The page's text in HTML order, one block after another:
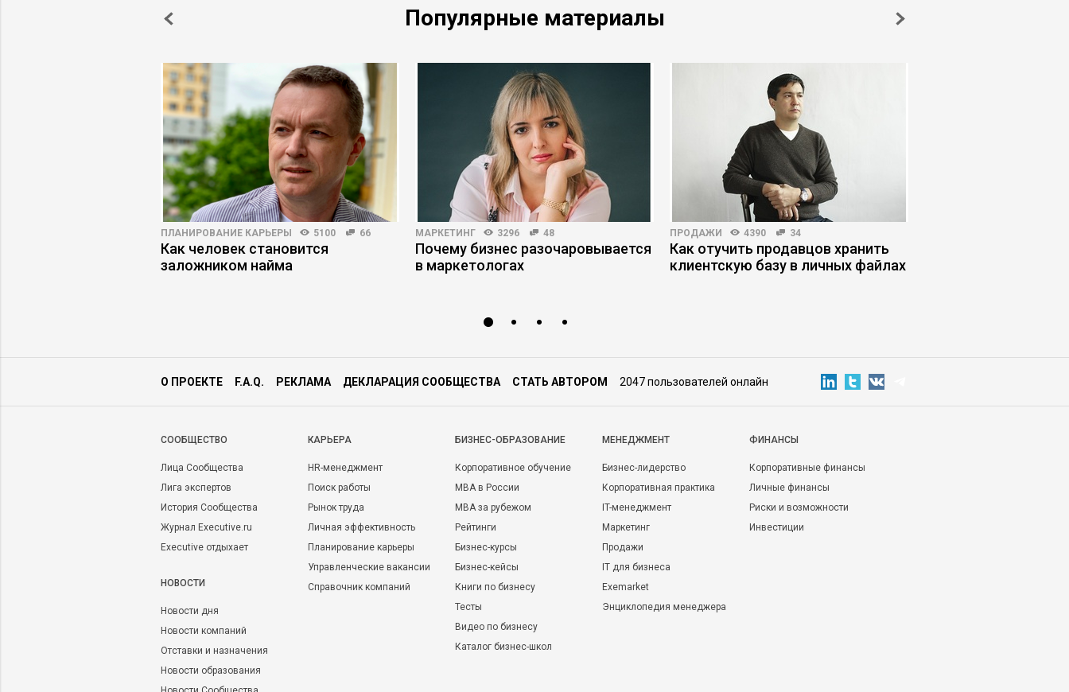
Популярные материалы
ПЛАНИРОВАНИЕ КАРЬЕРЫ 5100 66
Как человек становится
заложником найма
МАРКЕТИНГ 3296 48
Почему бизнес разочаровывается
в маркетологах
ПРОДАЖИ 4390 34
Как отучить продавцов хранить
клиентскую базу в личных файлах
О ПРОЕКТЕ F.A.Q. РЕКЛАМА ДЕКЛАРАЦИЯ СООБЩЕСТВА СТАТЬ АВТОРОМ 2047 пользователей онлайн
CООБЩЕСТВО
Лица Сообщества
Лига экспертов
История Сообщества
Журнал Executive.ru
Executive отдыхает
НОВОСТИ
Новости дня
Новости компаний
Отставки и назначения
Новости образования
КАРЬЕРА
HR-менеджмент
Поиск работы
Рынок труда
Личная эффективность
Планирование карьеры
Управленческие вакансии
Справочник компаний
БИЗНЕС-ОБРАЗОВАНИЕ
Корпоративное обучение
MBA в России
MBA за рубежом
Рейтинги
Бизнес-курсы
Бизнес-кейсы
Книги по бизнесу
Тесты
Видео по бизнесу
Каталог бизнес-школ
МЕНЕДЖМЕНТ
Бизнес-лидерство
Корпоративная практика
IT-менеджмент
Маркетинг
Продажи
IT для бизнеса
Exemarket
Энциклопедия менеджера
ФИНАНСЫ
Корпоративные финансы
Личные финансы
Риски и возможности
Инвестиции